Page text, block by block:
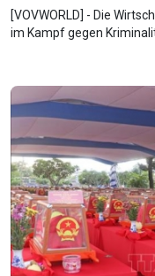
[VOVWORLD] - Die
im Kampf gegen